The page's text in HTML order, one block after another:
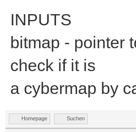
INPUTS
bitmap - pointer
check if it is
a cybermap by
Homepage Suchen